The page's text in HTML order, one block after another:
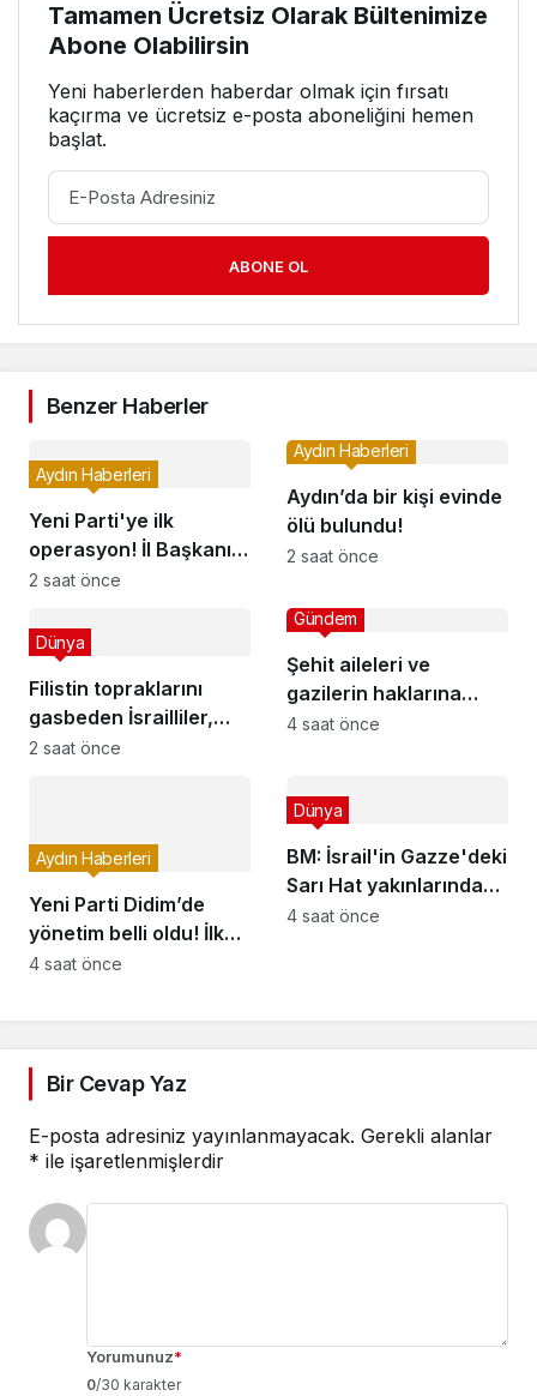
Tamamen Ücretsiz Olarak Bültenimize
Abone Olabilirsin
Yeni haberlerden haberdar olmak için fırsatı
kaçırma ve ücretsiz e-posta aboneliğini hemen
başlat.
ABONE OL
Benzer Haberler
Yeni Parti'ye ilk
operasyon! İl Başkanı
gözaltında
Aydın Haberleri
2 saat önce
Aydın’da bir kişi evinde
ölü bulundu!
Aydın Haberleri
2 saat önce
Filistin topraklarını
gasbeden İsrailliler,
işgal altındaki Batı
Dünya
2 saat önce
Şehit aileleri ve
gazilerin haklarına
ilişkin kanun teklifi,
edildi
Gündem
4 saat önce
Yeni Parti Didim’de
yönetim belli oldu! İlk
toplantıda yol haritası
Aydın Haberleri
4 saat önce
BM: İsrail'in Gazze'deki
Sarı Hat yakınlarındaki
saldırıları Filistinlilerin
Dünya
4 saat önce
Bir Cevap Yaz
E-posta adresiniz yayınlanmayacak. Gerekli alanlar
* ile işaretlenmişlerdir
Yorumunuz*
0/30 karakter